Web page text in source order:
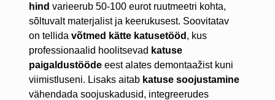
hind varieerub 50-100 eurot ruutmeetri kohta,
sõltuvalt materjalist ja keerukusest. Soovitatav
on tellida võtmed kätte katusetööd , kus
professionaalid hoolitsevad katuse
paigaldustöödeeest alates demontaažist kuni
viimistluseni. Lisaks aitab katuse soojustamine
vähendada soojuskadusid, integreerudes